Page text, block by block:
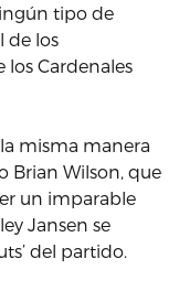
tipo de
de los
los Cardenales
misma manera
Brian Wilson, que
un imparable
Jansen se
del partido.